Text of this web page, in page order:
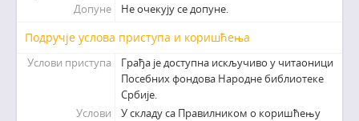
Допуне Не очекују се допуне.
Подручје услова приступа и коришћења
Услови приступа
Грађа је доступна искључиво у читаоници
Посебних фондова Народне библиотеке
Србије.
Услови
У складу са Правилником о коришћењу